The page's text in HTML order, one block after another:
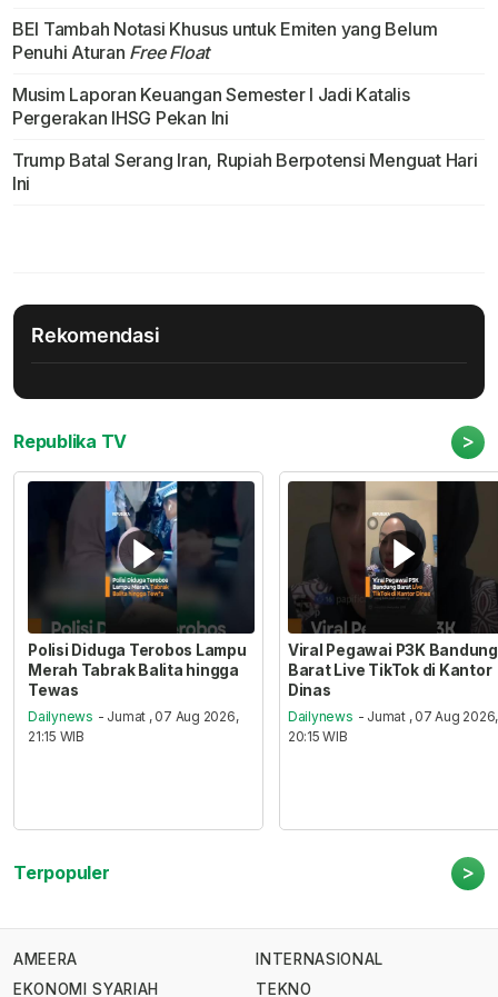
BEI Tambah Notasi Khusus untuk Emiten yang Belum
Penuhi Aturan Free Float
Musim Laporan Keuangan Semester I Jadi Katalis
Pergerakan IHSG Pekan Ini
Trump Batal Serang Iran, Rupiah Berpotensi Menguat Hari
Ini
Rekomendasi
Republika TV >
Polisi Diduga Terobos Lampu
Merah Tabrak Balita hingga
Tewas
Dailynews - Jumat , 07 Aug 2026,
21:15 WIB
Viral Pegawai P3K Bandung
Barat Live TikTok di Kantor
Dinas
Dailynews - Jumat , 07 Aug 2026,
20:15 WIB
Terpopuler >
AMEERA
EKONOMI SYARIAH
INTERNASIONAL
TEKNO